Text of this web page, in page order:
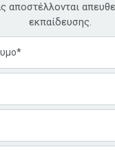
αποστέλλονται
εκπαίδευσης.